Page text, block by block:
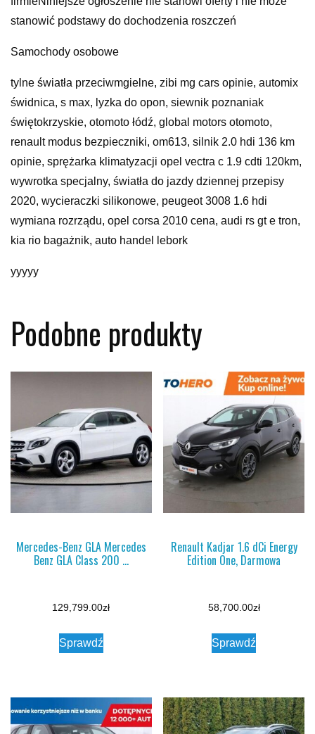
stanowić podstawy do dochodzenia roszczeń
Samochody osobowe
tylne światła przeciwmgielne, zibi mg cars opinie, automix
świdnica, s max, lyzka do opon, siewnik poznaniak
świętokrzyskie, otomoto łódź, global motors otomoto,
renault modus bezpieczniki, om613, silnik 2.0 hdi 136 km
opinie, sprężarka klimatyzacji opel vectra c 1.9 cdti 120km,
wywrotka specjalny, światła do jazdy dziennej przepisy
2020, wycieraczki silikonowe, peugeot 3008 1.6 hdi
wymiana rozrządu, opel corsa 2010 cena, audi rs gt e tron,
kia rio bagażnik, auto handel lebork
yyyyy
Podobne produkty
Mercedes-Benz GLA Mercedes
Benz GLA Class 200 …
129,799.00zł
Sprawdź
Renault Kadjar 1.6 dCi Energy
Edition One, Darmowa
58,700.00zł
Sprawdź